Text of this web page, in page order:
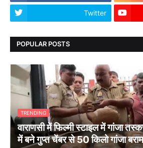
Twitter
POPULAR POSTS
TRENDING
वाराणसी में फिल्मी स्टाइल में गांजा
में बने गुप्त चेंबर से 50 किलो गांजा